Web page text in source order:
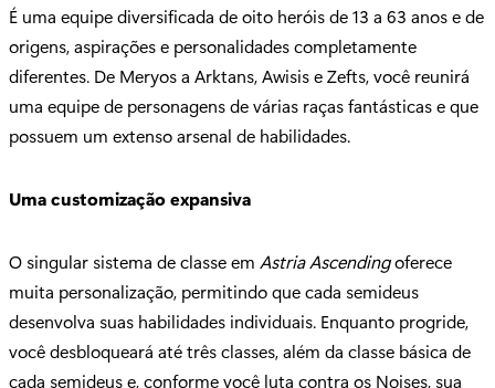
É uma equipe diversificada de oito heróis de 13 a 63 anos e de
origens, aspirações e personalidades completamente
diferentes. De Meryos a Arktans, Awisis e Zefts, você reunirá
uma equipe de personagens de várias raças fantásticas e que
possuem um extenso arsenal de habilidades.
Uma customização expansiva
O singular sistema de classe em Astria Ascendingoferece
muita personalização, permitindo que cada semideus
desenvolva suas habilidades individuais. Enquanto progride,
você desbloqueará até três classes, além da classe básica de
cada semideus e, conforme você luta contra os Noises, sua